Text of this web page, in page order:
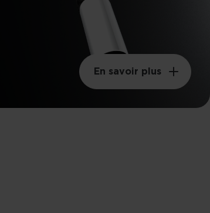
En savoir plus